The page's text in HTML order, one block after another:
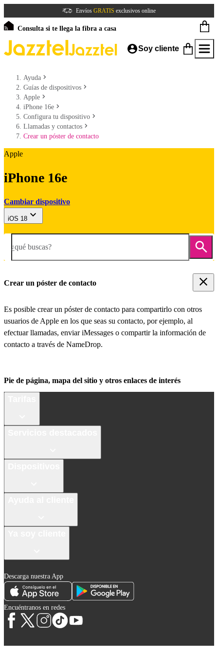
Envíos GRATIS exclusivos online
Consulta si te llega la fibra a casa
Soy cliente
Ayuda
Guías de dispositivos
Apple
iPhone 16e
Configura tu dispositivo
Llamadas y contactos
Crear un póster de contacto
Apple
iPhone 16e
Cambiar dispositivo
iOS 18
¿qué buscas?
Crear un póster de contacto
Es posible crear un póster de contacto para compartirlo con otros
usuarios de Apple en los que seas su contacto, por ejemplo, al
efectuar llamadas, enviar iMessages o compartir la información de
contacto a través de NameDrop.
Pie de página, mapa del sitio y otros enlaces de interés
Descarga nuestra App
Encuéntranos en redes